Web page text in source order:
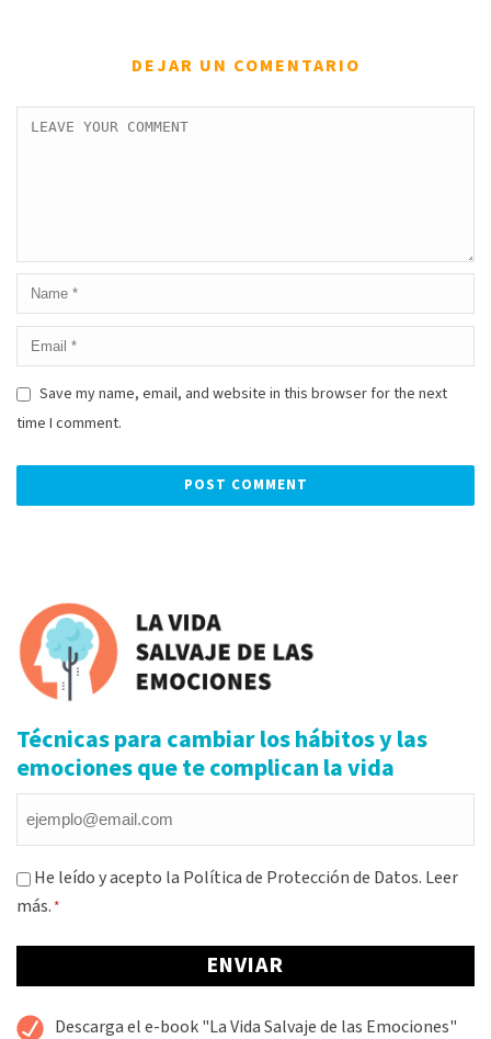
DEJAR UN COMENTARIO
Save my name, email, and website in this browser for the next
time I comment.
Técnicas para cambiar los hábitos y las
emociones que te complican la vida
Consentimiento
*
He leído y acepto la Política de Protección de Datos. Leer
más.*
Alternative:
Descarga el e-book "La Vida Salvaje de las Emociones"